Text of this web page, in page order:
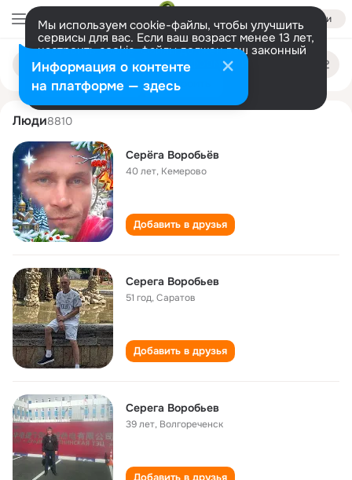
Войти
Мы используем cookie-файлы, чтобы улучшить
сервисы для вас. Если ваш возраст менее 13 лет,
настроить cookie-файлы должен ваш законный
представитель. Больше информации
Разрешить все Настроить
Поиск
людям
seryoga vorobyov
Люди8810
Серёга Воробьёв
40 лет, Кемерово
Добавить в друзья
Серега Воробьев
51 год,Саратов
Добавить в друзья
Серега Воробьев
39 лет, Волгореченск
Добавить в друзья
Информация о контенте
на платформе — здесь